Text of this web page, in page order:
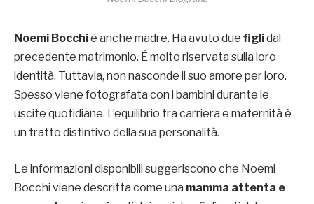
Noemi Bocchiè anche madre. Ha avuto due figlidal
precedente matrimonio. È molto riservata sulla loro
identità. Tuttavia, non nasconde il suo amore per loro.
Spesso viene fotografata con i bambini durante le
uscite quotidiane. L’equilibrio tra carriera e maternità è
un tratto distintivo della sua personalità.
Le informazioni disponibili suggeriscono che Noemi
Bocchi viene descritta come una mamma attenta e